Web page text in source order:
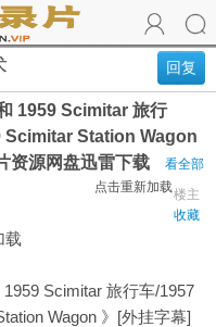
回复
1959 Scimitar 旅行
Scimitar Station Wagon
资源网盘迅雷下载
看全部
点击重新加载楼主
收藏
载
Scimitar 旅行车/1957
Wagon 》[外挂字幕]